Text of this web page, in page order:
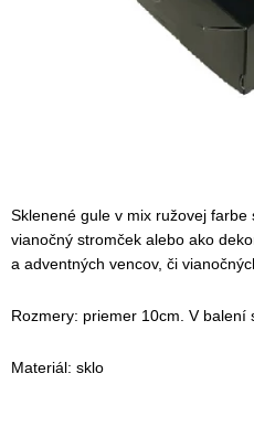
Sklenené gule v mix ružovej
vianočný stromček alebo ako
a adventných vencov, či
Rozmery: priemer 10cm. V balení
Materiál: sklo